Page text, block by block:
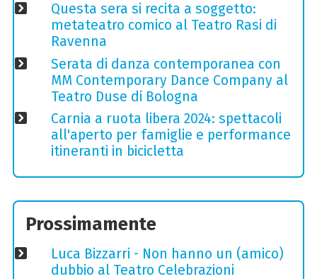
Questa sera si recita a soggetto:
metateatro comico al Teatro Rasi di
Ravenna
Serata di danza contemporanea con
MM Contemporary Dance Company al
Teatro Duse di Bologna
Carnia a ruota libera 2024: spettacoli
all'aperto per famiglie e performance
itineranti in bicicletta
Prossimamente
Luca Bizzarri - Non hanno un (amico)
dubbio al Teatro Celebrazioni